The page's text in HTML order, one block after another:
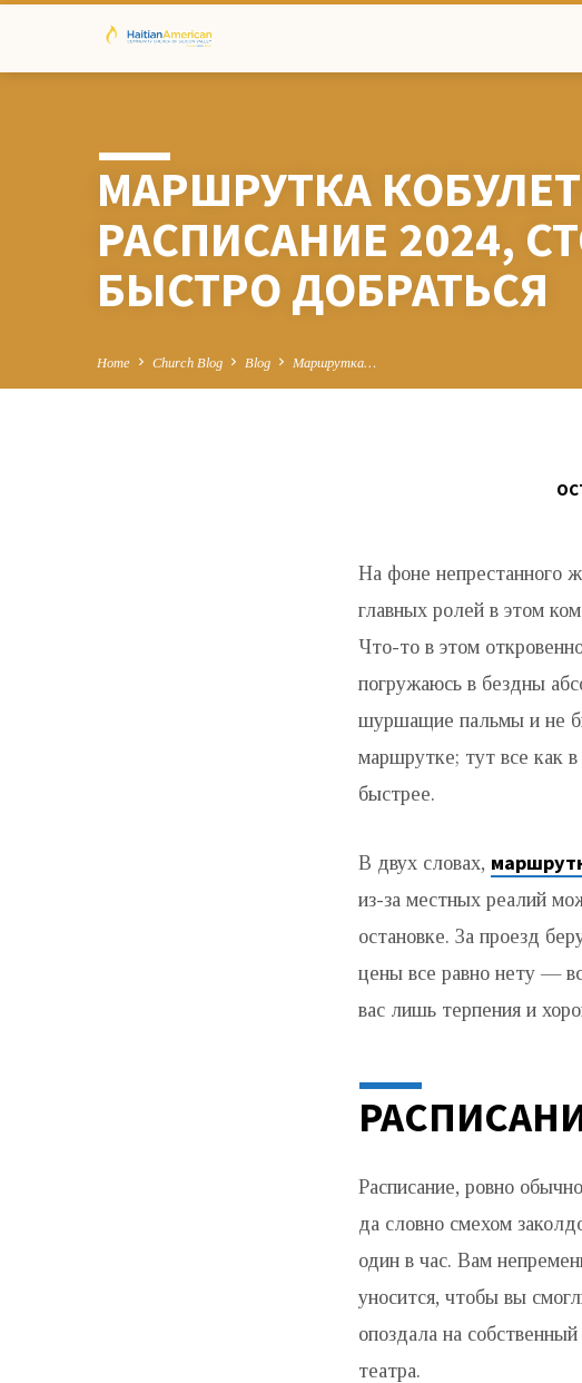
МАРШРУТКА
РАСПИСАНИЕ 2024,
БЫСТРО ДОБРАТЬСЯ
Home Church Blog Blog Маршрутка…
КОБУЛЕТИ-
РАСПИСАНИЕ
СТОИМОСТЬ
ДОБРАТЬСЯ
На фоне непрестанного
главных ролей в этом
Что-то в этом
погружаюсь в бездны
шуршащие пальмы и не
маршрутке; тут все как
быстрее.
В двух словах,
из-за местных реалий
остановке. За проезд
цены все равно нету —
вас лишь терпения и
Расписание, ровно
да словно смехом
один в час. Вам
уносится, чтобы вы
опоздала на
театра.